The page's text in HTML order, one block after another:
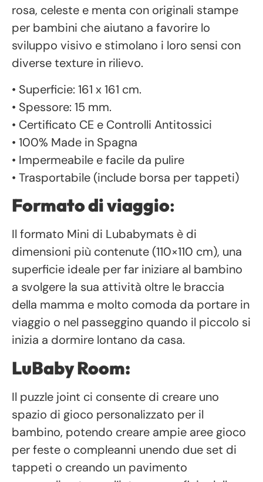
rosa, celeste e menta con originali stampe
per bambini che aiutano a favorire lo
sviluppo visivo e stimolano i loro sensi con
diverse texture in rilievo.
• Superficie: 161 x 161 cm.
• Spessore: 15 mm.
• Certificato CE e Controlli Antitossici
• 100% Made in Spagna
• Impermeabile e facile da pulire
• Trasportabile (include borsa per tappeti)
Formato di viaggio:
Il formato Mini di Lubabymats è di
dimensioni più contenute (110×110 cm), una
superficie ideale per far iniziare al bambino
a svolgere la sua attività oltre le braccia
della mamma e molto comoda da portare in
viaggio o nel passeggino quando il piccolo si
inizia a dormire lontano da casa.
LuBaby Room:
Il puzzle joint ci consente di creare uno
spazio di gioco personalizzato per il
bambino, potendo creare ampie aree gioco
per feste o compleanni unendo due set di
tappeti o creando un pavimento